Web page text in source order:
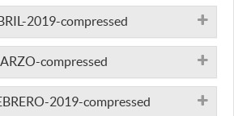
2019-compressed
compressed
2019-compressed